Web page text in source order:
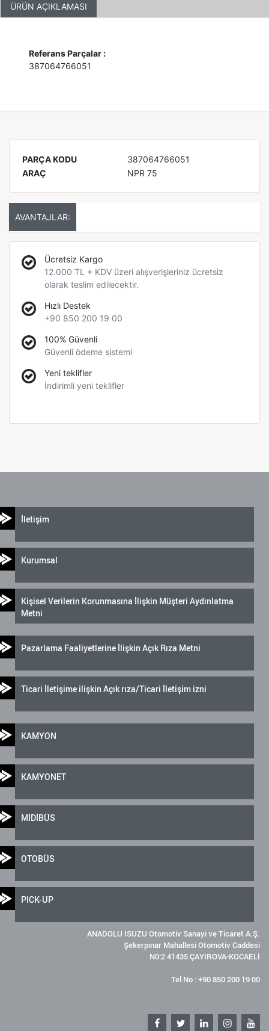
ÜRÜN AÇIKLAMASI
Referans Parçalar :
387064766051
PARÇA KODU
387064766051
ARAÇ
NPR 75
AVANTAJLAR:
Ücretsiz Kargo
12.000 TL + KDV üzeri alışverişleriniz ücretsiz
olarak teslim edilecektir.
Hızlı Destek
+90 850 200 19 00
100% Güvenli
Güvenli ödeme sistemi
Yeni teklifler
İndirimli yeni teklifler
İletişim
Kurumsal
Kişisel Verilerin Korunmasına İlişkin Müşteri Aydınlatma
Metni
Pazarlama Faaliyetlerine İlişkin Açık Rıza Metni
Ticari İletişime ilişkin Açık rıza/Ticari İletişim izni
KAMYON
KAMYONET
MİDİBÜS
OTOBÜS
PICK-UP
ANADOLU ISUZU Otomotiv Sanayi ve Ticaret A.Ş.
Şekerpınar Mahallesi Otomotiv Caddesi
N0:2 41435 ÇAYIROVA-KOCAELİ
Tel No : +90 850 200 19 00